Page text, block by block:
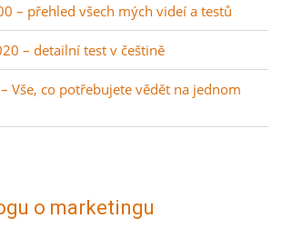
– přehled všech mých videí a testů
– detailní test v češtině
Vše, co potřebujete vědět na jednom
o marketingu